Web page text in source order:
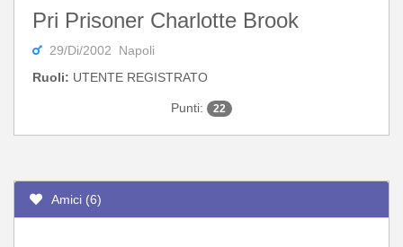
Pri Prisoner Charlotte Brook
29/Di/2002 Napoli
Ruoli: UTENTE REGISTRATO
Punti: 22
Amici (6)